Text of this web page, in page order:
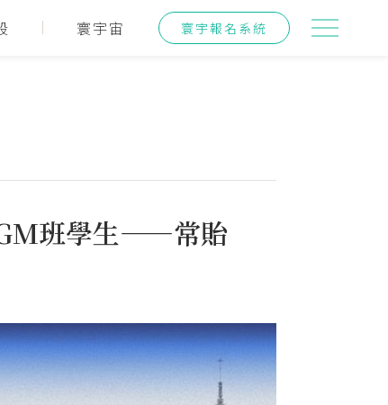
寰宇宙 寰宇報名系統
班學生——常貽